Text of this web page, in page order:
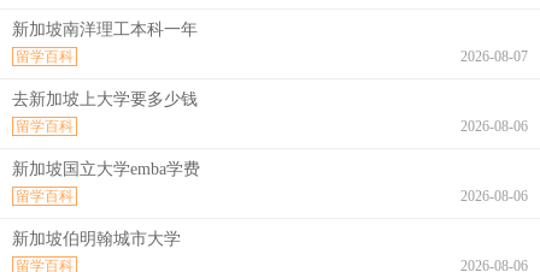
新加坡南洋理工本科一年
2026-08-07
留学百科
去新加坡上大学要多少钱
2026-08-06
留学百科
新加坡国立大学emba学费
2026-08-06
留学百科
新加坡伯明翰城市大学
2026-08-06
留学百科